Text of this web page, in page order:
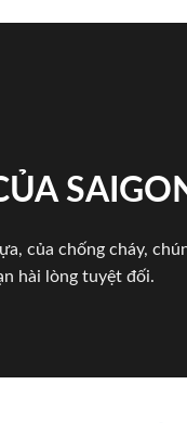
của chống cháy,
hài lòng tuyệt đối.